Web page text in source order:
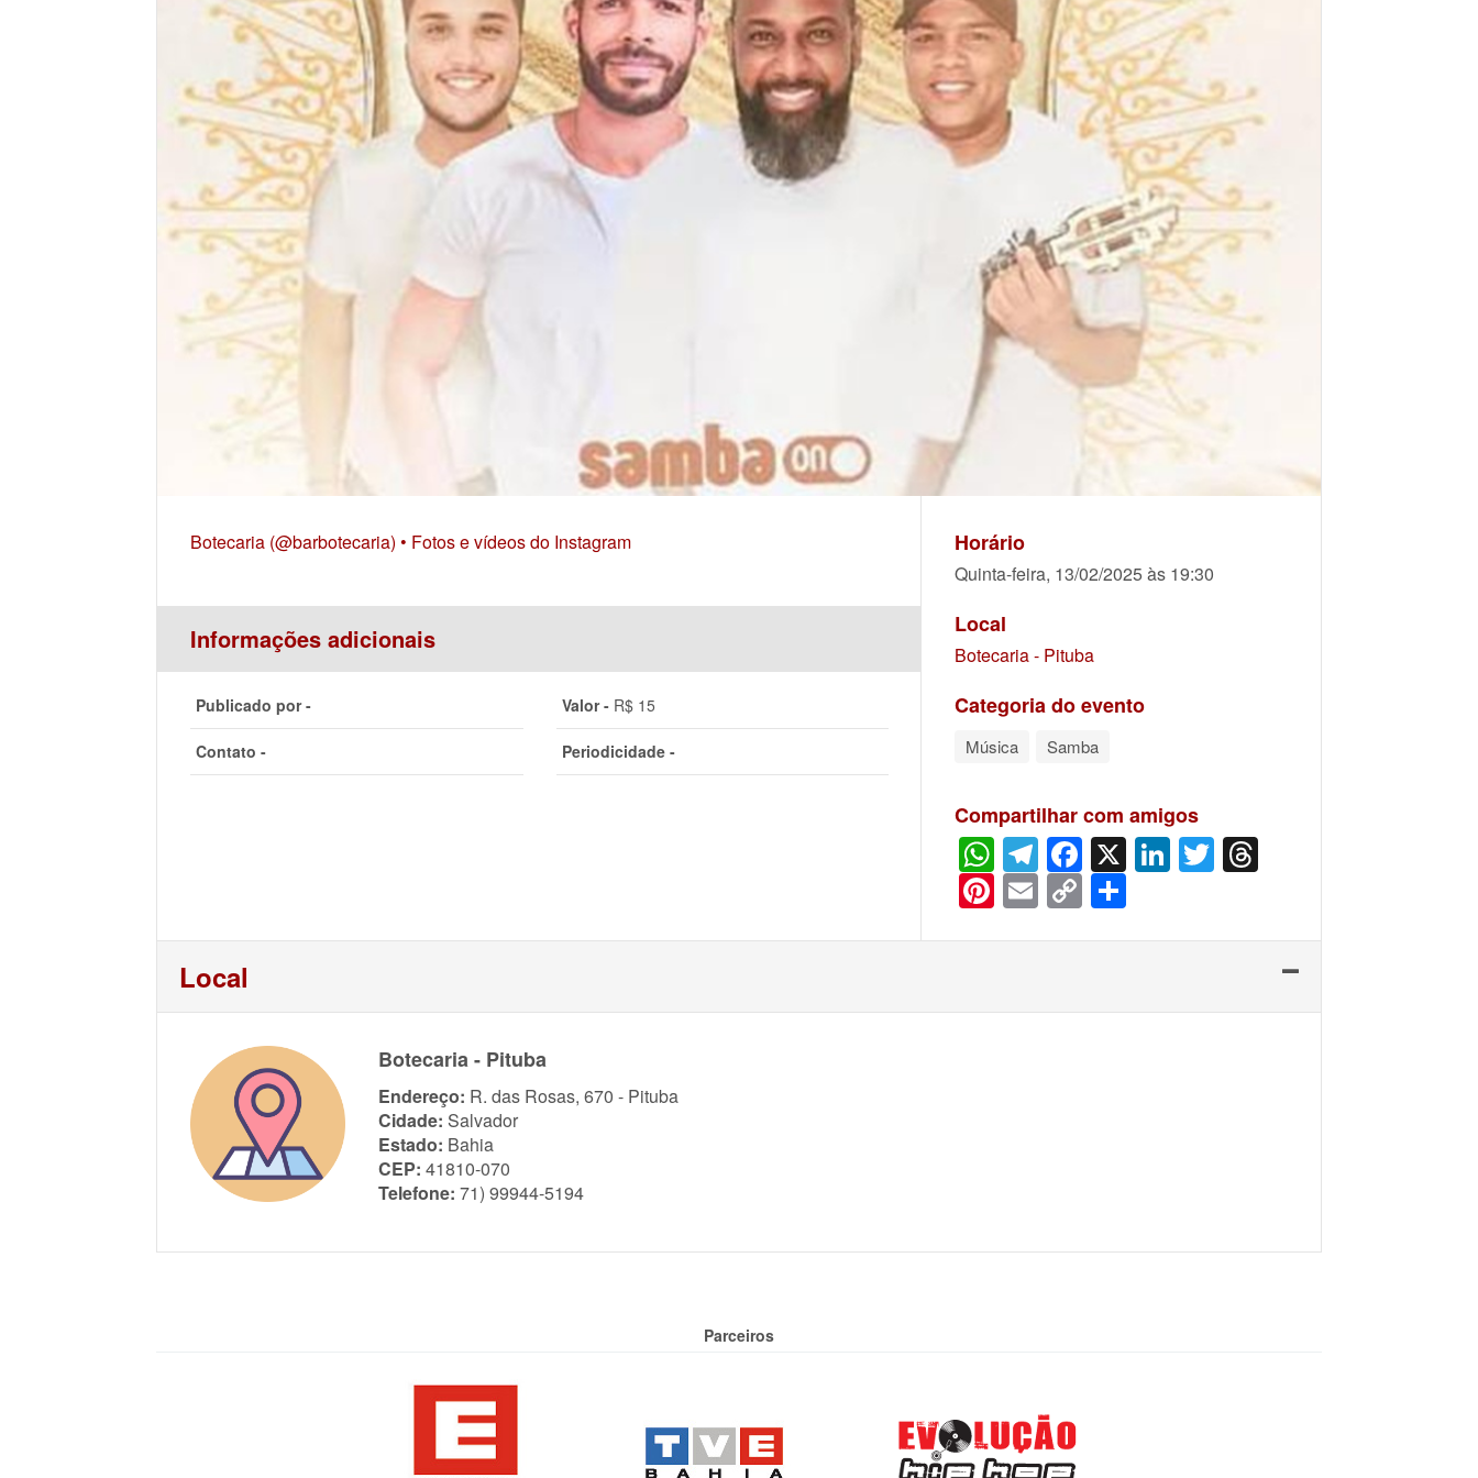
Botecaria (@barbotecaria) • Fotos e vídeos do Instagram
Informações adicionais
Publicado por - Valor -R$ 15
Contato - Periodicidade -
Horário
Quinta-feira, 13/02/2025 às 19:30
Local
Botecaria - Pituba
Categoria do evento
Música Samba
Compartilhar com amigos
WhatsApp
Telegram
Facebook
X LinkedIn
Twitter
Pinterest
Email
Copy
Link
Local
Botecaria - Pituba
Endereço: R. das Rosas, 670 - Pituba
Cidade: Salvador
Estado: Bahia
CEP: 41810-070
Telefone: 71) 99944-5194
Parceiros